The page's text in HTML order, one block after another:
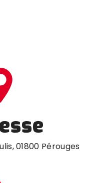
01800 Pérouges